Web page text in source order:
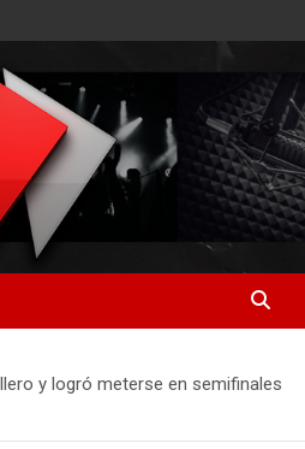
y logró meterse en semifinales